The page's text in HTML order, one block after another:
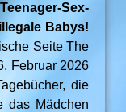
Sex-
Babys!
Seite The
Februar 2026
die
das Mädchen